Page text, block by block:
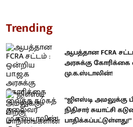
Trending
ஆபத்தான FCRA
அரசுக்கு
மு.க.ஸ்டாலின்!
“ஜிஎஸ்டி அமலுக்கு
நிதிசார் சுயாட்சி